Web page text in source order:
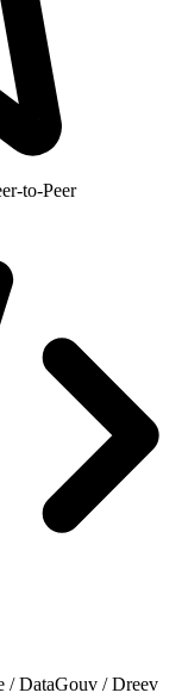
to-Peer
/ DataGouv / Dreev